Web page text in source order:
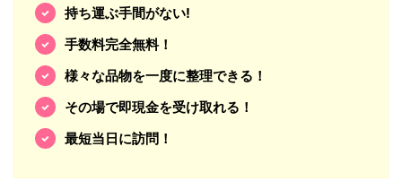
持ち運ぶ手間がない!
手数料完全無料！
様々な品物を一度に整理できる！
その場で即現金を受け取れる！
最短当日に訪問！